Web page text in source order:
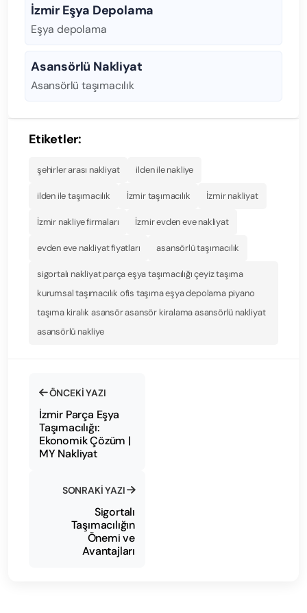
İzmir Eşya Depolama
Eşya depolama
Asansörlü Nakliyat
Asansörlü taşımacılık
Etiketler:
şehirler arası nakliyat ilden ile nakliye
ilden ile taşımacılık İzmir taşımacılık İzmir nakliyat
İzmir nakliye firmaları İzmir evden eve nakliyat
evden eve nakliyat fiyatları asansörlü taşımacılık
sigortalı nakliyat parça eşya taşımacılığı çeyiz taşıma
kurumsal taşımacılık ofis taşıma eşya depolama piyano
taşıma kiralık asansör asansör kiralama asansörlü nakliyat
asansörlü nakliye
ÖNCEKI YAZI
İzmir Parça Eşya
Taşımacılığı:
Ekonomik Çözüm |
MY Nakliyat
SONRAKI YAZI
Sigortalı
Taşımacılığın
Önemi ve
Avantajları